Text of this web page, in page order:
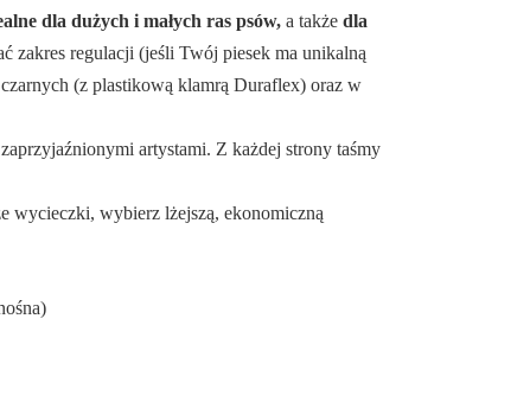
dla dużych i małych ras psów, a także dla
zakres regulacji (jeśli Twój piesek ma unikalną
(z plastikową klamrą Duraflex) oraz w
artystami. Z każdej strony taśmy
wycieczki, wybierz lżejszą, ekonomiczną